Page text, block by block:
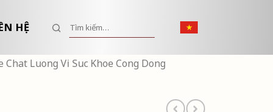
HỆ Tìm kiếm:
Luong Vi Suc Khoe Cong Dong